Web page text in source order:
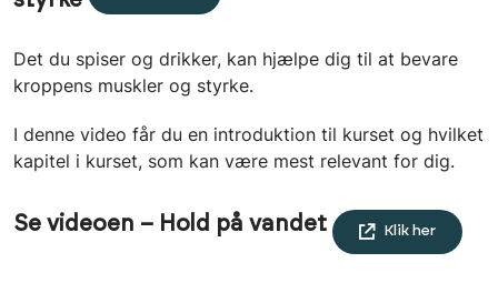
Det du spiser og drikker, kan hjælpe dig til at bevare
kroppens muskler og styrke.
I denne video får du en introduktion til kurset og hvilket
kapitel i kurset, som kan være mest relevant for dig.
Se videoen – Hold på vandet Klik her